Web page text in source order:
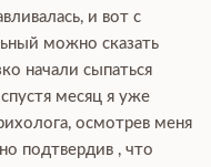
и вот с
можно сказать
начали сыпаться
месяц я уже
осмотрев меня
подтвердив , что